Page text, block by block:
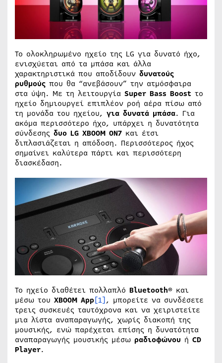
Το ολοκληρωμένο ηχείο της LG για δυνατό ήχο,
ενισχύεται από τα μπάσα και άλλα
χαρακτηριστικά που αποδίδουν δυνατούς
ρυθμούς που θα “ανεβάσουν” την ατμόσφαιρα
στα ύψη. Με τη λειτουργία Super Bass Boost το
ηχείο δημιουργεί επιπλέον ροή αέρα πίσω από
τη μονάδα του ηχείου, για δυνατά μπάσα. Για
ακόμα περισσότερο ήχο, υπάρχει η δυνατότητα
σύνδεσης δυο LG XBOOM ON7 και έτσι
διπλασιάζεται η απόδοση. Περισσότερος ήχος
σημαίνει καλύτερα πάρτι και περισσότερη
διασκέδαση.
Το ηχείο διαθέτει πολλαπλό Bluetooth® και
μέσω του XBOOM App[1], μπορείτε να συνδέσετε
τρεις συσκευές ταυτόχρονα και να χειριστείτε
μια λίστα αναπαραγωγής, χωρίς διακοπή της
μουσικής, ενώ παρέχεται επίσης η δυνατότητα
αναπαραγωγής μουσικής μέσω ραδιοφώνου ή CD
Player.